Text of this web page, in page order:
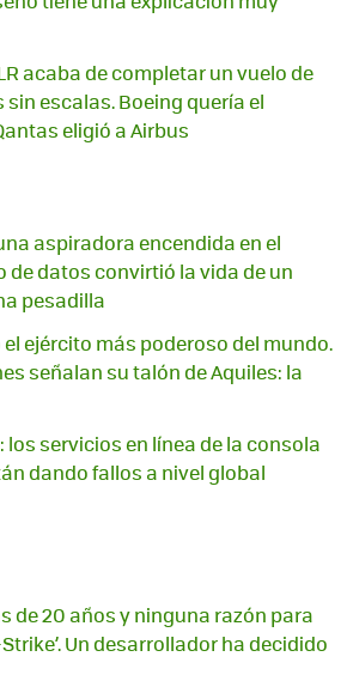
acaba de completar un vuelo de
sin escalas. Boeing quería el
eligió a Airbus
aspiradora encendida en el
de datos convirtió la vida de un
pesadilla
el ejército más poderoso del mundo.
señalan su talón de Aquiles: la
los servicios en línea de la consola
dando fallos a nivel global
de 20 años y ninguna razón para
Un desarrollador ha decidido